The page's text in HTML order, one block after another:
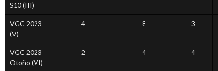
S10 (III)
VGC 2023
(V)
4 8 3
VGC 2023
Otoño (VI)
2 4 4